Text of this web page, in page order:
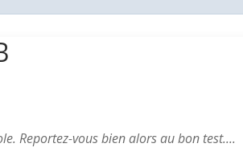
Reportez-vous bien alors au bon test....